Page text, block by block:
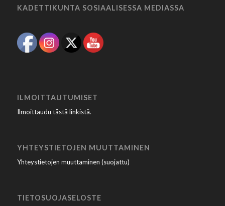
KADETTIKUNTA SOSIAALISESSA MEDIASSA
ILMOITTAUTUMISET
Ilmoittaudu tästä linkistä.
YHTEYSTIETOJEN MUUTTAMINEN
Yhteystietojen muuttaminen (suojattu)
TIETOSUOJASELOSTE